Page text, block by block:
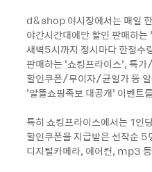
d&shop 야시장에서는 매일
야간시간대에만 할인 판매하는
새벽5시까지 정시마다 한정수
판매하는 ‘쇼킹프라이스’, 특
할인쿠폰/무이자/균일가 등
‘알뜰쇼핑족보 대공개’ 이벤트
특히 쇼킹프라이스에서는 1인
할인쿠폰을 지급받은 선착순
디지털카메라, 에어컨, mp3